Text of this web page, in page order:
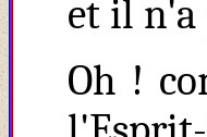
et il n'a
Oh !